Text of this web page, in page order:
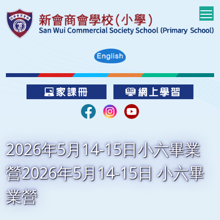
2026年5月14-15日小六畢業
營2026年5月14-15日 小六畢
業營